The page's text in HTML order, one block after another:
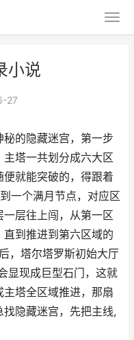
小说
27
的隐藏迷宫，第一步
塔一共划分成六大区
就能突破的，得跟着
一个满月节点，对应区
层往上闯，从第一区
到推进到第六区域的
，塔尔塔罗斯初始大厅
显现成巨型石门，这就
塔全区域推进，那扇
隐藏迷宫，先把主线,